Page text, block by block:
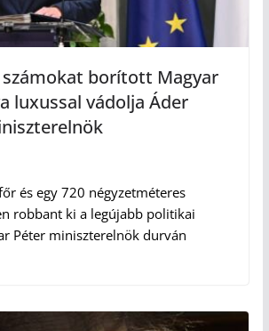
számokat borított Magyar
luxussal vádolja Áder
és egy 720 négyzetméteres
robbant ki a legújabb politikai
Péter miniszterelnök durván